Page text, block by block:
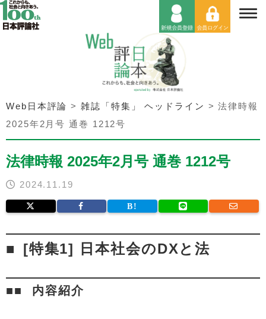
Web日本評論 >雑誌「特集」 ヘッドライン >法律時報
2025年2月号 通巻 1212号
法律時報 2025年2月号 通巻 1212号
2024.11.19
[特集1] 日本社会のDXと法
内容紹介